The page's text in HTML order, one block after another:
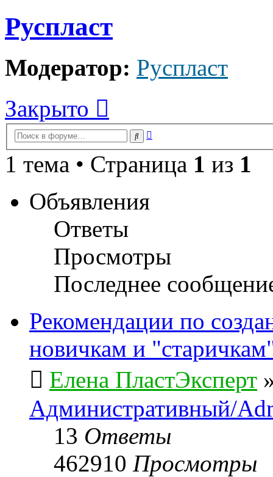
Руспласт
Модератор: Руспласт
Закрыто
Поиск
1 тема • Страница 1 из 1
Объявления
Ответы
Просмотры
Последнее
Рекомендации по
новичкам и
Елена ПластЭксперт
Административный/
13 Ответы
462910 Просмотры